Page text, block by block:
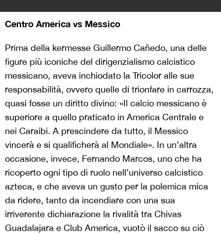
Centro America vs Messico
Prima della kermesse Guillermo Cañedo, una delle
figure più iconiche del dirigenzialismo calcistico
messicano, aveva inchiodato la Tricolor alle sue
responsabilità, ovvero quelle di trionfare in carrozza,
quasi fosse un diritto divino: «Il calcio messicano è
superiore a quello praticato in America Centrale e
nei Caraibi. A prescindere da tutto, il Messico
vincerà e si qualificherà al Mondiale». In un’altra
occasione, invece, Fernando Marcos, uno che ha
ricoperto ogni tipo di ruolo nell’universo calcistico
azteca, e che aveva un gusto per la polemica mica
da ridere, tanto da incendiare con una sua
irriverente dichiarazione la rivalità tra Chivas
Guadalajara e Club America, vuotò il sacco su ciò